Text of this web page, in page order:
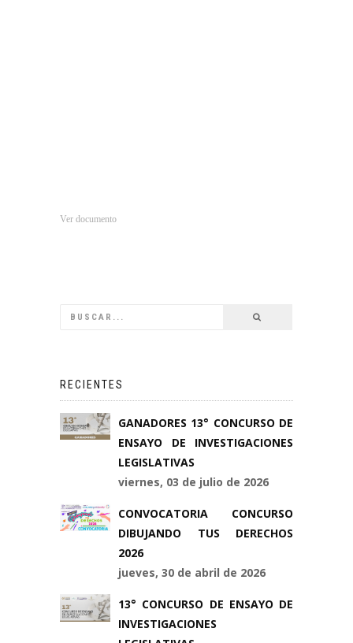
Ver documento
RECIENTES
GANADORES 13° CONCURSO DE
ENSAYO DE INVESTIGACIONES
LEGISLATIVAS
viernes, 03 de julio de 2026
CONVOCATORIA CONCURSO
DIBUJANDO TUS DERECHOS
2026
jueves, 30 de abril de 2026
13° CONCURSO DE ENSAYO DE
INVESTIGACIONES